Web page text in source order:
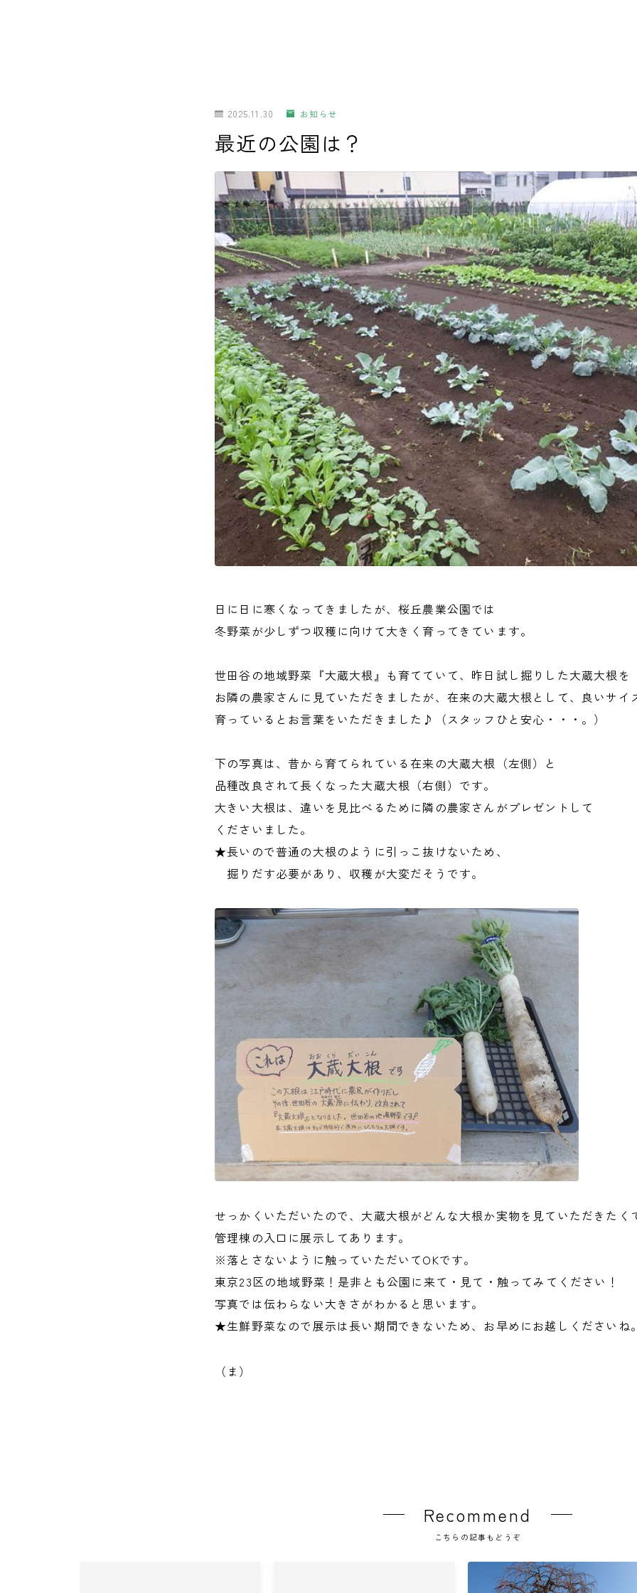
2025.11.30 お知らせ
最近の公園は？
日に日に寒くなってきましたが、桜丘農業公園では
冬野菜が少しずつ収穫に向けて大きく育ってきています。
世田谷の地域野菜『大蔵大根』も育てていて、昨日試し掘りした大蔵大根を
お隣の農家さんに見ていただきましたが、在来の大蔵大根として、良いサイ
育っているとお言葉をいただきました♪（スタッフひと安心・・・。）
下の写真は、昔から育てられている在来の大蔵大根（左側）と
品種改良されて長くなった大蔵大根（右側）です。
大きい大根は、違いを見比べるために隣の農家さんがプレゼントして
くださいました。
★長いので普通の大根のように引っこ抜けないため、
掘りだす必要があり、収穫が大変だそうです。
せっかくいただいたので、大蔵大根がどんな大根か実物を見ていただきたく
管理棟の入口に展示してあります。
※落とさないように触っていただいてOKです。
東京23区の地域野菜！是非とも公園に来て・見て・触ってみてください！
写真では伝わらない大きさがわかると思います。
★生鮮野菜なので展示は長い期間できないため、お早めにお越しくださいね
（ま）
Recommend
こちらの記事もどうぞ